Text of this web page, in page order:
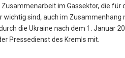
Zusammenarbeit im Gassektor, die für
wichtig sind, auch im
die Ukraine nach dem 1. Januar
Pressedienst des Kremls mit.